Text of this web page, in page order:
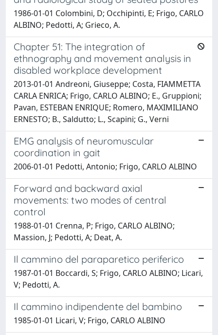
1986-01-01 Colombini, D; Occhipinti, E; Frigo, CARLO
ALBINO; Pedotti, A; Grieco, A.
Chapter 51: The integration of
ethnography and movement analysis in
disabled workplace development
2013-01-01 Andreoni, Giuseppe; Costa, FIAMMETTA
CARLA ENRICA; Frigo, CARLO ALBINO; E., Gruppioni;
Pavan, ESTEBAN ENRIQUE; Romero, MAXIMILIANO
ERNESTO; B., Saldutto; L., Scapini; G., Verni
EMG analysis of neuromuscular
coordination in gait
2006-01-01 Pedotti, Antonio; Frigo, CARLO ALBINO
Forward and backward axial
movements: two modes of central
control
1988-01-01 Crenna, P; Frigo, CARLO ALBINO;
Massion, J; Pedotti, A; Deat, A.
Il cammino del paraparetico periferico
1987-01-01 Boccardi, S; Frigo, CARLO ALBINO; Licari,
V; Pedotti, A.
Il cammino indipendente del bambino
1985-01-01 Licari, V; Frigo, CARLO ALBINO